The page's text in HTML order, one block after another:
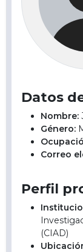
Datos
Nombre:
Género:
Correo
Perfil
(CIAD)